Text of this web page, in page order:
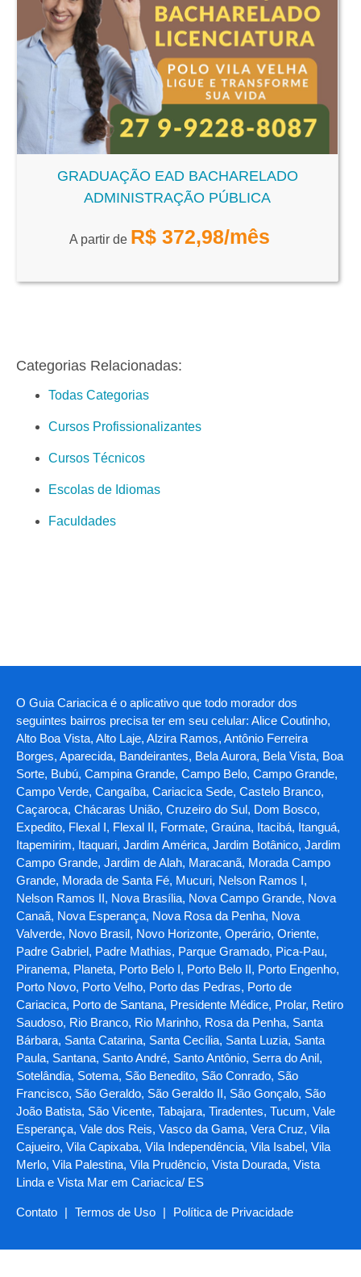
GRADUAÇÃO EAD BACHARELADO
ADMINISTRAÇÃO PÚBLICA
A partir de R$ 372,98/mês
Categorias Relacionadas:
Todas Categorias
Cursos Profissionalizantes
Cursos Técnicos
Escolas de Idiomas
Faculdades
O Guia Cariacica é o aplicativo que todo morador dos
seguintes bairros precisa ter em seu celular: Alice Coutinho,
Alto Boa Vista, Alto Laje, Alzira Ramos, Antônio Ferreira
Borges, Aparecida, Bandeirantes, Bela Aurora, Bela Vista, Boa
Sorte, Bubú, Campina Grande, Campo Belo, Campo Grande,
Campo Verde, Cangaíba, Cariacica Sede, Castelo Branco,
Caçaroca, Chácaras União, Cruzeiro do Sul, Dom Bosco,
Expedito, Flexal I, Flexal II, Formate, Graúna, Itacibá, Itanguá,
Itapemirim, Itaquari, Jardim América, Jardim Botânico, Jardim
Campo Grande, Jardim de Alah, Maracanã, Morada Campo
Grande, Morada de Santa Fé, Mucuri, Nelson Ramos I,
Nelson Ramos II, Nova Brasília, Nova Campo Grande, Nova
Canaã, Nova Esperança, Nova Rosa da Penha, Nova
Valverde, Novo Brasil, Novo Horizonte, Operário, Oriente,
Padre Gabriel, Padre Mathias, Parque Gramado, Pica-Pau,
Piranema, Planeta, Porto Belo I, Porto Belo II, Porto Engenho,
Porto Novo, Porto Velho, Porto das Pedras, Porto de
Cariacica, Porto de Santana, Presidente Médice, Prolar, Retiro
Saudoso, Rio Branco, Rio Marinho, Rosa da Penha, Santa
Bárbara, Santa Catarina, Santa Cecília, Santa Luzia, Santa
Paula, Santana, Santo André, Santo Antônio, Serra do Anil,
Sotelândia, Sotema, São Benedito, São Conrado, São
Francisco, São Geraldo, São Geraldo II, São Gonçalo, São
João Batista, São Vicente, Tabajara, Tiradentes, Tucum, Vale
Esperança, Vale dos Reis, Vasco da Gama, Vera Cruz, Vila
Cajueiro, Vila Capixaba, Vila Independência, Vila Isabel, Vila
Merlo, Vila Palestina, Vila Prudêncio, Vista Dourada, Vista
Linda e Vista Mar em Cariacica/ ES
Contato | Termos de Uso | Política de Privacidade